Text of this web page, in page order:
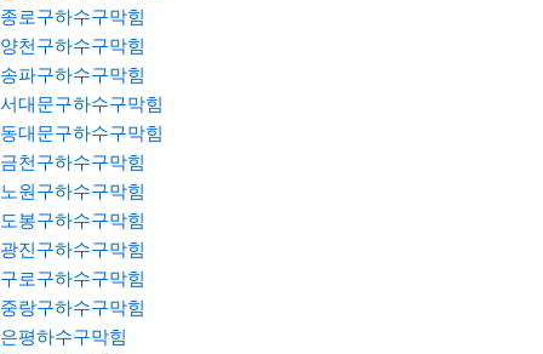
종로구하수구막힘
양천구하수구막힘
송파구하수구막힘
서대문구하수구막힘
동대문구하수구막힘
금천구하수구막힘
노원구하수구막힘
도봉구하수구막힘
광진구하수구막힘
구로구하수구막힘
중랑구하수구막힘
은평하수구막힘